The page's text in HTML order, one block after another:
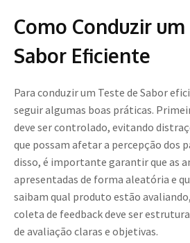
Como Conduzir
Sabor Eficiente
Para conduzir um Teste de Sabor
seguir algumas boas práticas.
deve ser controlado, evitando
que possam afetar a percepção dos
disso, é importante garantir que as
apresentadas de forma aleatória e
saibam qual produto estão
coleta de feedback deve ser
de avaliação claras e objetivas.